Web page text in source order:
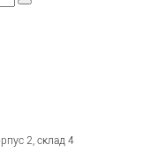
2, склад 4